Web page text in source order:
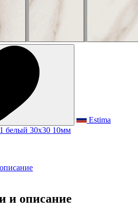
Estima
белый 30x30 10мм
и описание